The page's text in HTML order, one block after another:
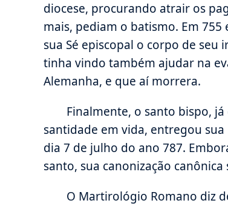
diocese, procurando atrair os
mais, pediam o batismo. Em
sua Sé episcopal o corpo de seu
tinha vindo também ajudar na
Alemanha, e que aí morrera.
Finalmente, o santo bispo,
santidade em vida, entregou sua
dia 7 de julho do ano 787.
santo, sua canonização
O Martirológio Romano diz